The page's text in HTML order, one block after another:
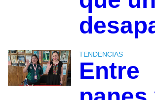
TENDENCIAS
Entre